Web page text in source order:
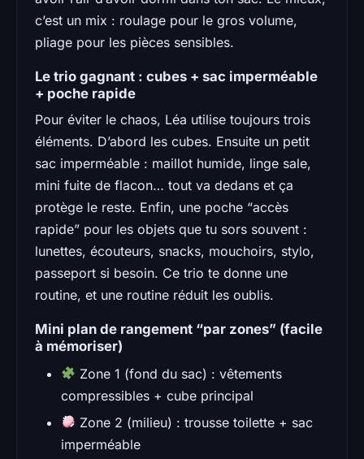
c’est un mix : roulage pour le gros volume,
pliage pour les pièces sensibles.
Le trio gagnant : cubes + sac imperméable
+ poche rapide
Pour éviter le chaos, Léa utilise toujours trois
éléments. D’abord les cubes. Ensuite un petit
sac imperméable : maillot humide, linge sale,
mini fuite de flacon… tout va dedans et ça
protège le reste. Enfin, une poche “accès
rapide” pour les objets que tu sors souvent :
lunettes, écouteurs, snacks, mouchoirs, stylo,
passeport si besoin. Ce trio te donne une
routine, et une routine réduit les oublis.
Mini plan de rangement “par zones” (facile
à mémoriser)
Zone 1 (fond du sac) : vêtements
compressibles + cube principal
Zone 2 (milieu) : trousse toilette + sac
imperméable